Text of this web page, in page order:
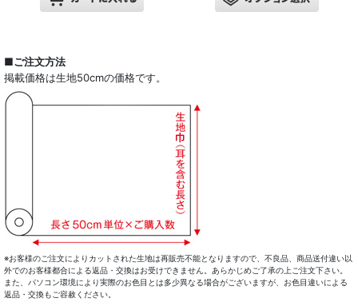
■ご注文方法
掲載価格は生地50cmの価格です。
※お客様のご注文によりカットされた生地は再販売不能となりますので、不良品、商品送付違い以
外でのお客様都合による返品・交換はお受けできません。あらかじめご了承の上ご注文下さい。
また、パソコン環境により実際のお色目とは多少異なる場合がございますが、お色目違いによる
返品・交換もご容赦ください。